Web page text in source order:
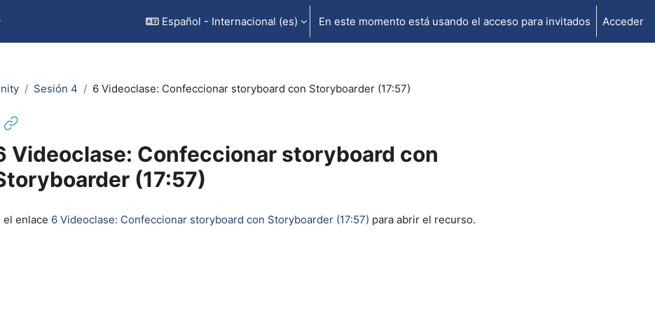
Español - Internacional ‎(es)‎ En este momento está usando el acceso para invitados Acceder
Sesión 4 6 Videoclase: Confeccionar storyboard con Storyboarder (17:57)
Videoclase: Confeccionar storyboard con
(17:57)
el enlace 6 Videoclase: Confeccionar storyboard con Storyboarder (17:57) para abrir el recurso.